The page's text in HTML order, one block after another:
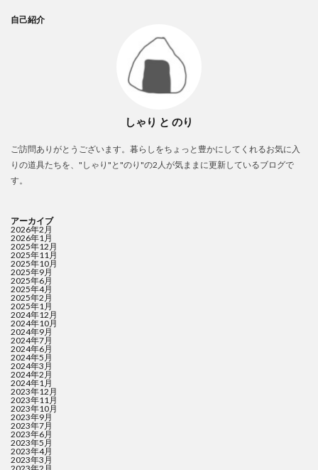
自己紹介
しゃり と のり
ご訪問ありがとうございます。暮らしをちょっと豊かにしてくれるお気に入
りの道具たちを、"しゃり"と"のり"の2人が気ままに更新しているブログで
す。
アーカイブ
2026年2月
2026年1月
2025年12月
2025年11月
2025年10月
2025年9月
2025年6月
2025年4月
2025年2月
2025年1月
2024年12月
2024年10月
2024年9月
2024年7月
2024年6月
2024年5月
2024年3月
2024年2月
2024年1月
2023年12月
2023年11月
2023年10月
2023年9月
2023年7月
2023年6月
2023年5月
2023年4月
2023年3月